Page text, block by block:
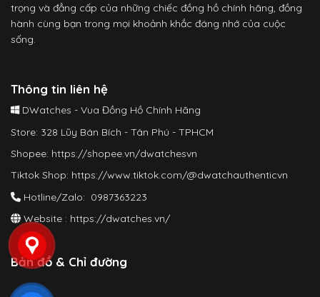
trọng và đẳng cấp của những chiếc đồng hồ chính hãng, đồng
hành cùng bạn trong mọi khoảnh khắc đáng nhớ của cuộc
sống.
Thông tin liên hệ
DWatches - Vua Đồng Hồ Chính Hãng
Store: 328 Lũy Bán Bích - Tân Phú - TPHCM
Shopee: https://shopee.vn/dwatchesvn
Tiktok Shop: https://www.tiktok.com/@dwatchauthenticvn
Hotline/Zalo: 0987363223
Website : https://dwatches.vn/
Bản đồ & Chỉ đường